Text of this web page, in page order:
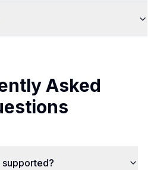
Asked
supported?